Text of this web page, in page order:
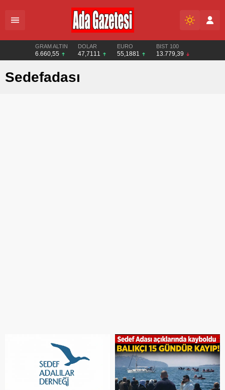
GRAM ALTIN
6.660,55
DOLAR
47,7111
EURO
55,1881
BIST 100
13.779,39
Sedefadası